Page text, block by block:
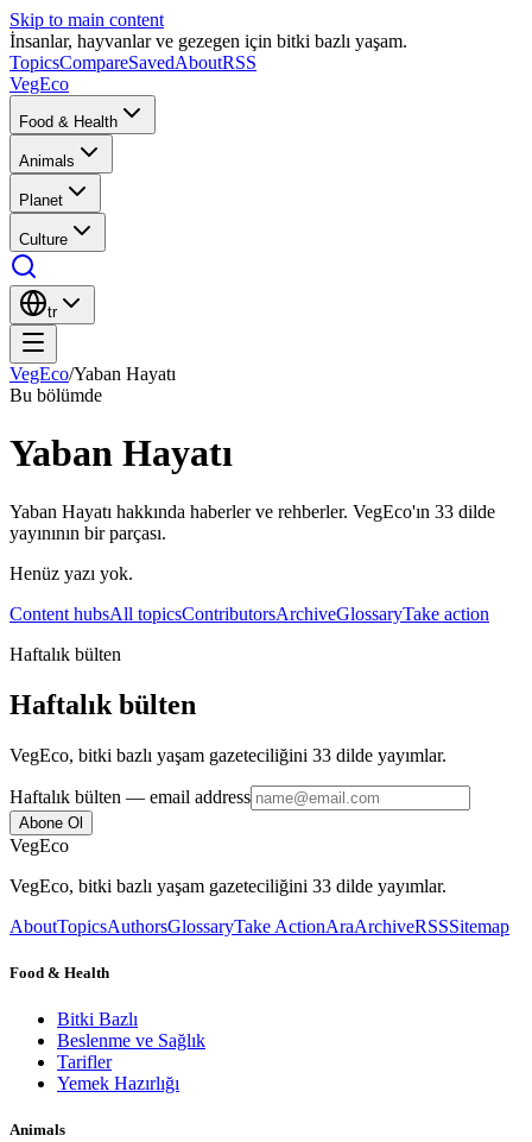
Skip to main content
İnsanlar, hayvanlar ve gezegen için bitki bazlı yaşam.
TopicsCompareSavedAboutRSS
VegEco
Food & Health
Animals
Planet
Culture
tr
VegEco/Yaban Hayatı
Bu bölümde
Yaban Hayatı
Yaban Hayatı hakkında haberler ve rehberler. VegEco'ın 33 dilde
yayınının bir parçası.
Henüz yazı yok.
Content hubsAll topicsContributorsArchiveGlossaryTake action
Haftalık bülten
Haftalık bülten
VegEco, bitki bazlı yaşam gazeteciliğini 33 dilde yayımlar.
Haftalık bülten — email address
Abone Ol
VegEco
VegEco, bitki bazlı yaşam gazeteciliğini 33 dilde yayımlar.
AboutTopicsAuthorsGlossaryTake ActionAraArchiveRSSSitemap
Food & Health
Bitki Bazlı
Beslenme ve Sağlık
Tarifler
Yemek Hazırlığı
Animals